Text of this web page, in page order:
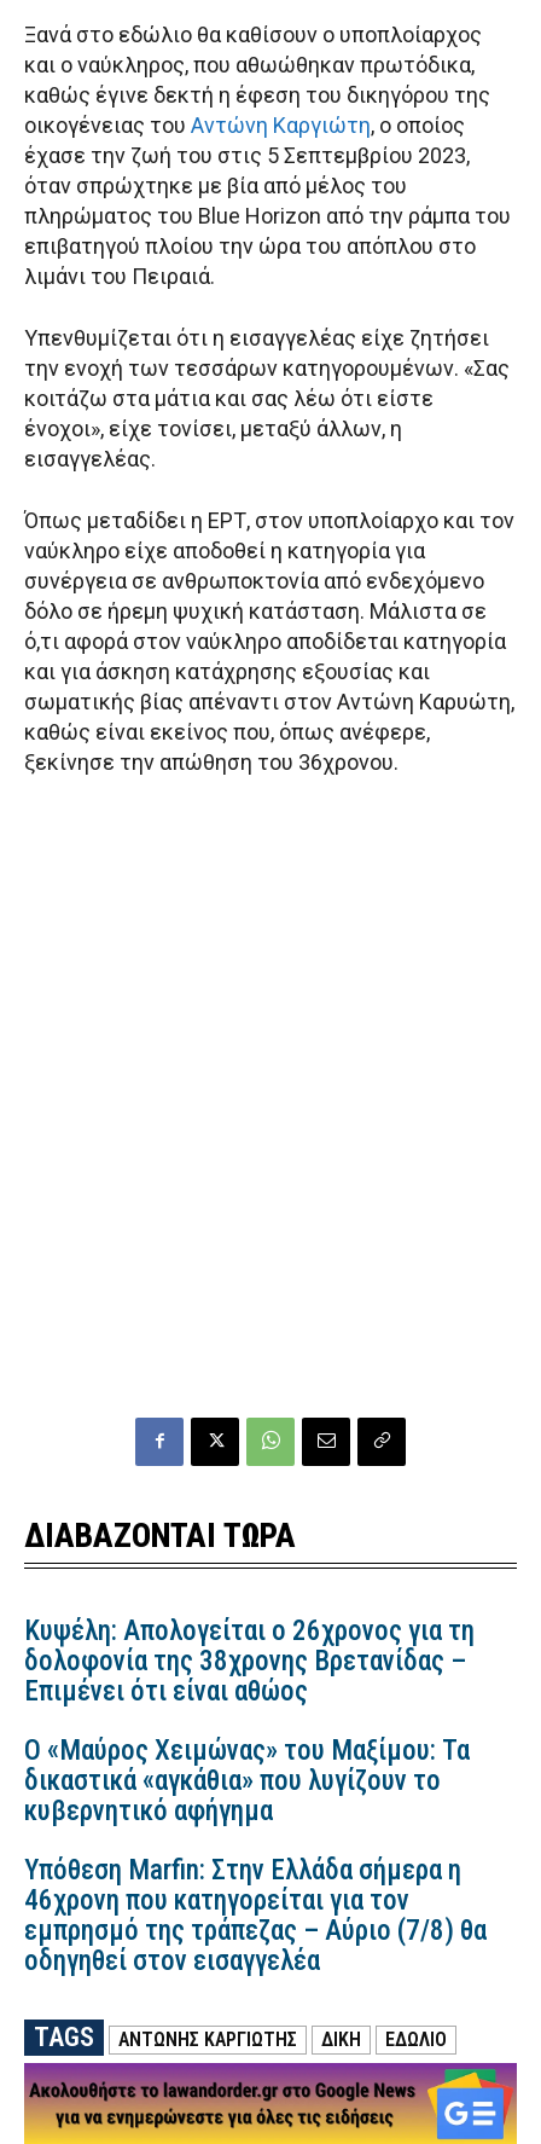
Ξανά στο εδώλιο θα καθίσουν ο υποπλοίαρχος
και ο ναύκληρος, που αθωώθηκαν πρωτόδικα,
καθώς έγινε δεκτή η έφεση του δικηγόρου της
οικογένειας του Αντώνη Καργιώτη, ο οποίος
έχασε την ζωή του στις 5 Σεπτεμβρίου 2023,
όταν σπρώχτηκε με βία από μέλος του
πληρώματος του Blue Horizon από την ράμπα του
επιβατηγού πλοίου την ώρα του απόπλου στο
λιμάνι του Πειραιά.
Υπενθυμίζεται ότι η εισαγγελέας είχε ζητήσει
την ενοχή των τεσσάρων κατηγορουμένων. «Σας
κοιτάζω στα μάτια και σας λέω ότι είστε
ένοχοι», είχε τονίσει, μεταξύ άλλων, η
εισαγγελέας.
Όπως μεταδίδει η ΕΡΤ, στον υποπλοίαρχο και τον
ναύκληρο είχε αποδοθεί η κατηγορία για
συνέργεια σε ανθρωποκτονία από ενδεχόμενο
δόλο σε ήρεμη ψυχική κατάσταση. Μάλιστα σε
ό,τι αφορά στον ναύκληρο αποδίδεται κατηγορία
και για άσκηση κατάχρησης εξουσίας και
σωματικής βίας απέναντι στον Αντώνη Καρυώτη,
καθώς είναι εκείνος που, όπως ανέφερε,
ξεκίνησε την απώθηση του 36χρονου.
ΔΙΑΒΑΖΟΝΤΑΙ ΤΩΡΑ
Κυψέλη: Απολογείται ο 26χρονος για τη
δολοφονία της 38χρονης Βρετανίδας –
Επιμένει ότι είναι αθώος
Ο «Μαύρος Χειμώνας» του Μαξίμου: Τα
δικαστικά «αγκάθια» που λυγίζουν το
κυβερνητικό αφήγημα
Υπόθεση Marfin: Στην Ελλάδα σήμερα η
46χρονη που κατηγορείται για τον
εμπρησμό της τράπεζας – Αύριο (7/8) θα
οδηγηθεί στον εισαγγελέα
TAGS ΑΝΤΏΝΗΣ ΚΑΡΓΙΏΤΗΣ ΔΙΚΗ ΕΔΩΛΙΟ